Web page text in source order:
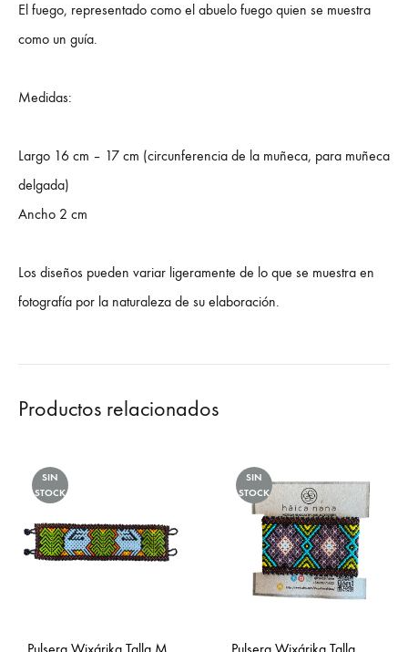
El fuego, representado como el abuelo fuego quien se muestra
como un guía.
Medidas:
Largo 16 cm – 17 cm (circunferencia de la muñeca, para muñeca
delgada)
Ancho 2 cm
Los diseños pueden variar ligeramente de lo que se muestra en
fotografía por la naturaleza de su elaboración.
Productos relacionados
SIN
STOCK
SIN
STOCK